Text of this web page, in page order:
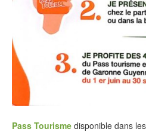
Pass Tourisme disponible dans